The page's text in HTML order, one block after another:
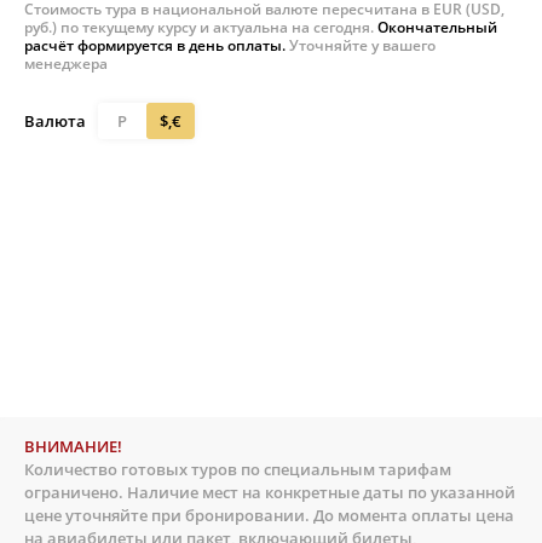
Стоимость тура в национальной валюте пересчитана в EUR (USD,
руб.) по текущему курсу и актуальна на сегодня.Окончательный
расчёт формируется в день оплаты.Уточняйте у вашего
менеджера
Валюта Р $,€
ВНИМАНИЕ!
Количество готовых туров по специальным тарифам
ограничено. Наличие мест на конкретные даты по указанной
цене уточняйте при бронировании. До момента оплаты цена
на авиабилеты или пакет, включающий билеты,